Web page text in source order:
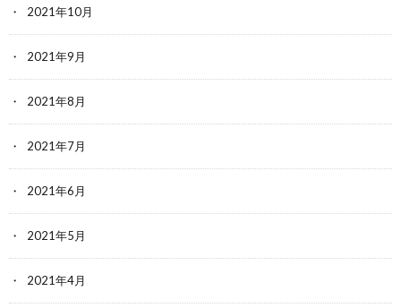
2021年10月
2021年9月
2021年8月
2021年7月
2021年6月
2021年5月
2021年4月